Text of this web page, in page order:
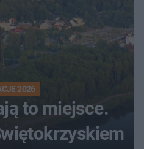
2026
to miejsce.